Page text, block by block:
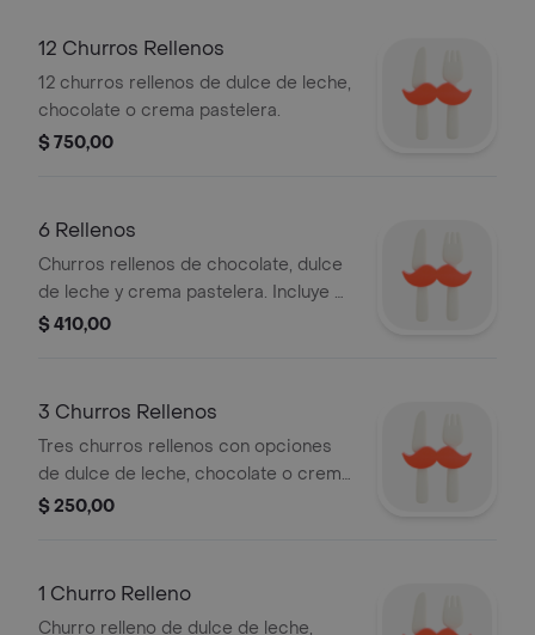
12 Churros Rellenos
12 churros rellenos de dulce de leche,
chocolate o crema pastelera.
$ 750,00
6 Rellenos
Churros rellenos de chocolate, dulce
de leche y crema pastelera. Incluye 6
unidades.
$ 410,00
3 Churros Rellenos
Tres churros rellenos con opciones
de dulce de leche, chocolate o crema
pastelera.
$ 250,00
1 Churro Relleno
Churro relleno de dulce de leche,